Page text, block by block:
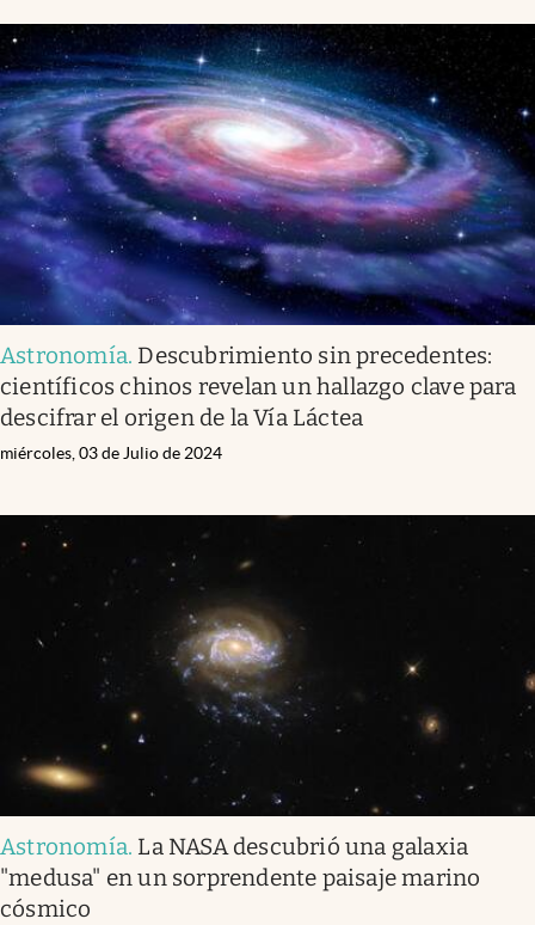
Astronomía. Descubrimiento sin precedentes:
científicos chinos revelan un hallazgo clave para
descifrar el origen de la Vía Láctea
miércoles, 03 de Julio de 2024
Astronomía. La NASA descubrió una galaxia
"medusa" en un sorprendente paisaje marino
cósmico